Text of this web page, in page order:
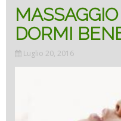
DORMI
Luglio 20, 2016